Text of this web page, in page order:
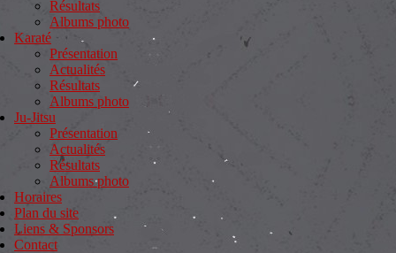
Résultats
Albums photo
Karaté
Présentation
Actualités
Résultats
Albums photo
Ju-Jitsu
Présentation
Actualités
Résultats
Albums photo
Horaires
Plan du site
Liens & Sponsors
Contact